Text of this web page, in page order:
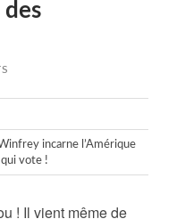
des
incarne l’Amérique
qui vote !
! Il vient même de